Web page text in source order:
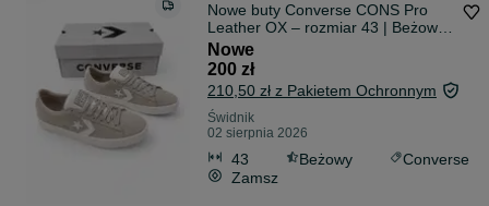
Nowe buty Converse CONS Pro
Leather OX – rozmiar 43 | Beżowe
| Skóra zamszowa
Nowe
200 zł
210,50 zł z Pakietem Ochronnym
Świdnik
02 sierpnia 2026
43 Beżowy
Converse
Zamsz